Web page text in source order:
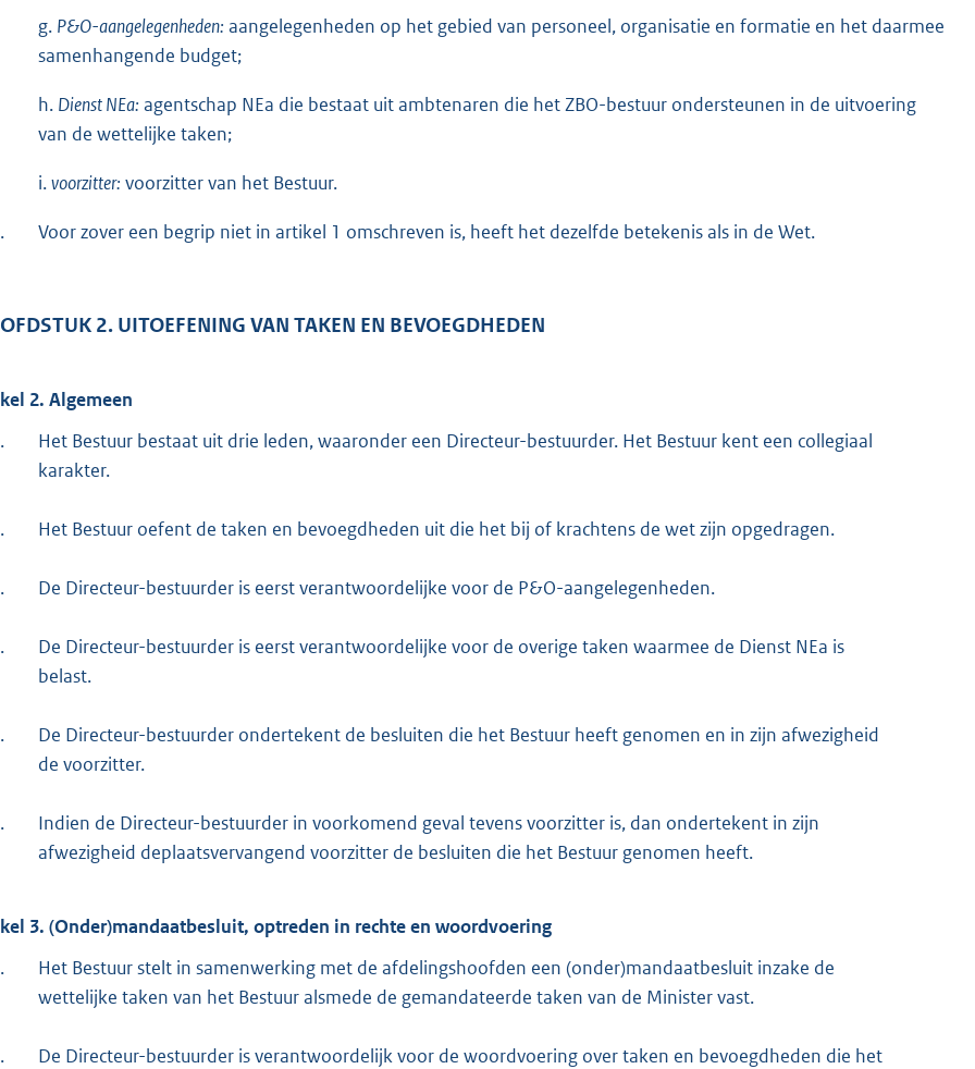
g. P&O-aangelegenheden: aangelegenheden op het gebied van personeel, organisatie en formatie en het daarmee
samenhangende budget;
h. Dienst NEa: agentschap NEa die bestaat uit ambtenaren die het ZBO-bestuur ondersteunen in de uitvoering
van de wettelijke taken;
i.voorzitter: voorzitter van het Bestuur.
Voor zover een begrip niet in artikel 1 omschreven is, heeft het dezelfde betekenis als in de Wet.
2. UITOEFENING VAN TAKEN EN BEVOEGDHEDEN
2. Algemeen
Het Bestuur bestaat uit drie leden, waaronder een Directeur-bestuurder. Het Bestuur kent een collegiaal
karakter.
Het Bestuur oefent de taken en bevoegdheden uit die het bij of krachtens de wet zijn opgedragen.
De Directeur-bestuurder is eerst verantwoordelijke voor de P&O-aangelegenheden.
De Directeur-bestuurder is eerst verantwoordelijke voor de overige taken waarmee de Dienst NEa is
belast.
De Directeur-bestuurder ondertekent de besluiten die het Bestuur heeft genomen en in zijn afwezigheid
de voorzitter.
Indien de Directeur-bestuurder in voorkomend geval tevens voorzitter is, dan ondertekent in zijn
afwezigheid deplaatsvervangend voorzitter de besluiten die het Bestuur genomen heeft.
3. (Onder)mandaatbesluit, optreden in rechte en woordvoering
Het Bestuur stelt in samenwerking met de afdelingshoofden een (onder)mandaatbesluit inzake de
wettelijke taken van het Bestuur alsmede de gemandateerde taken van de Minister vast.
De Directeur-bestuurder is verantwoordelijk voor de woordvoering over taken en bevoegdheden die het